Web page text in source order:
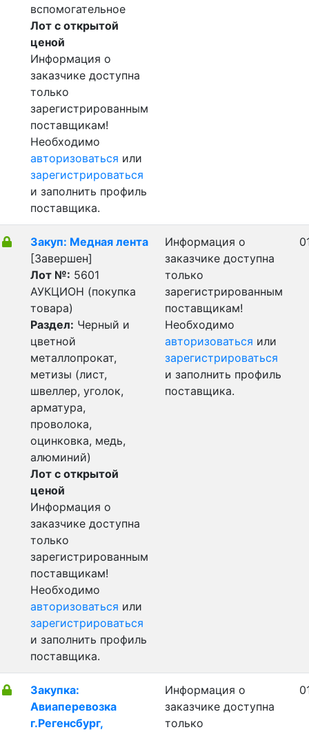
вспомогательное
Лот с открытой
ценой
Информация о
заказчике доступна
только
зарегистрированным
поставщикам!
Необходимо
авторизоваться или
зарегистрироваться
и заполнить профиль
поставщика.
Закуп: Медная лента
[Завершен]
Лот №: 5601
АУКЦИОН (покупка
товара)
Раздел: Черный и
цветной
металлопрокат,
метизы (лист,
швеллер, уголок,
арматура,
проволока,
оцинковка, медь,
алюминий)
Лот с открытой
ценой
Информация о
заказчике доступна
только
зарегистрированным
поставщикам!
Необходимо
авторизоваться или
зарегистрироваться
и заполнить профиль
поставщика.
Информация о
заказчике доступна
только
зарегистрированным
поставщикам!
Необходимо
авторизоваться или
зарегистрироваться
и заполнить профиль
поставщика.
Закупка:
Авиаперевозка
г.Регенсбург,
Информация о
заказчике доступна
только